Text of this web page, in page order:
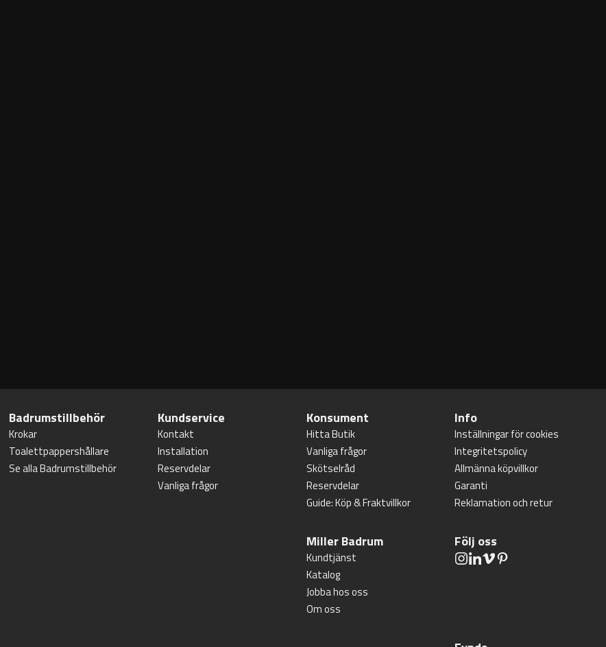
Badrumstillbehör
Krokar
Toalettpappershållare
Se alla Badrumstillbehör
Kundservice
Kontakt
Installation
Reservdelar
Vanliga frågor
Konsument
Hitta Butik
Vanliga frågor
Skötselråd
Reservdelar
Guide: Köp & Fraktvillkor
Info
Inställningar för cookies
Integritetspolicy
Allmänna köpvillkor
Garanti
Reklamation och retur
Miller Badrum
Kundtjänst
Katalog
Jobba hos oss
Om oss
Följ oss